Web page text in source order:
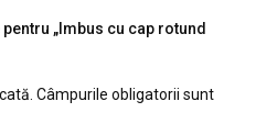
„Imbus cu cap rotund
Câmpurile obligatorii sunt